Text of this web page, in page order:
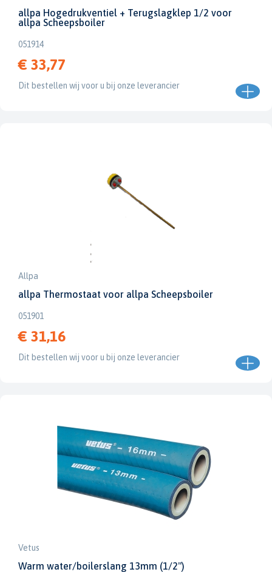
allpa Hogedrukventiel + Terugslagklep 1/2 voor
allpa Scheepsboiler
051914
€ 33,77
Dit bestellen wij voor u bij onze leverancier
Allpa
allpa Thermostaat voor allpa Scheepsboiler
051901
€ 31,16
Dit bestellen wij voor u bij onze leverancier
Vetus
Warm water/boilerslang 13mm (1/2'')